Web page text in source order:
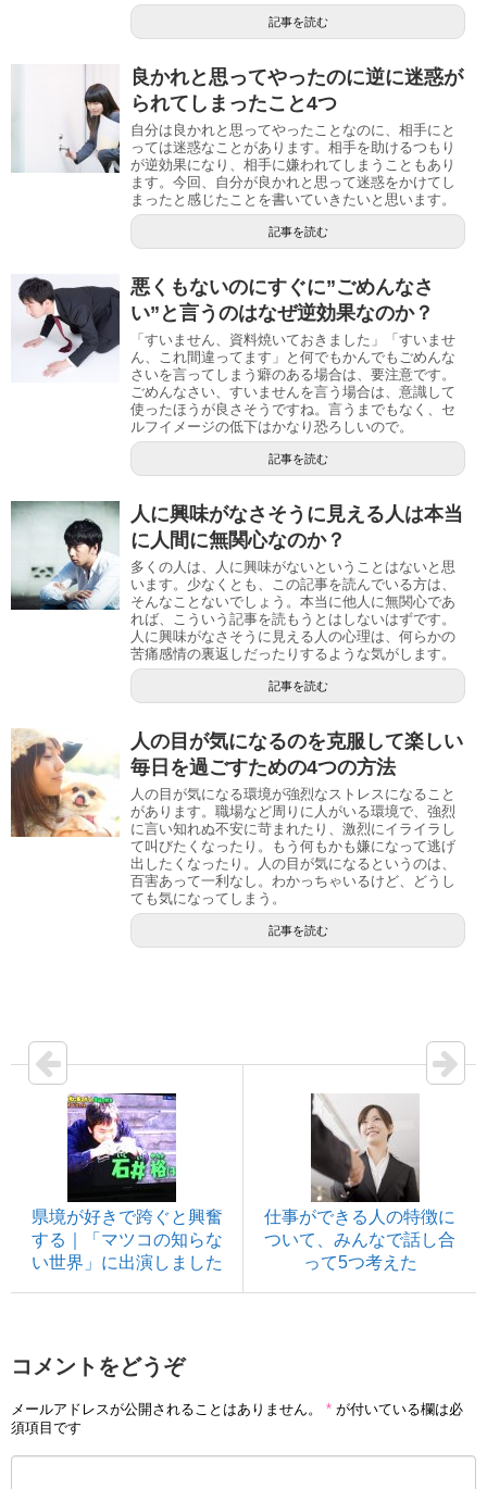
記事を読む
良かれと思ってやったのに逆に迷惑が
られてしまったこと4つ
自分は良かれと思ってやったことなのに、相手にと
っては迷惑なことがあります。相手を助けるつもり
が逆効果になり、相手に嫌われてしまうこともあり
ます。今回、自分が良かれと思って迷惑をかけてし
まったと感じたことを書いていきたいと思います。
記事を読む
悪くもないのにすぐに”ごめんなさ
い”と言うのはなぜ逆効果なのか？
「すいません、資料焼いておきました」「すいませ
ん、これ間違ってます」と何でもかんでもごめんな
さいを言ってしまう癖のある場合は、要注意です。
ごめんなさい、すいませんを言う場合は、意識して
使ったほうが良さそうですね。言うまでもなく、セ
ルフイメージの低下はかなり恐ろしいので。
記事を読む
人に興味がなさそうに見える人は本当
に人間に無関心なのか？
多くの人は、人に興味がないということはないと思
います。少なくとも、この記事を読んでいる方は、
そんなことないでしょう。本当に他人に無関心であ
れば、こういう記事を読もうとはしないはずです。
人に興味がなさそうに見える人の心理は、何らかの
苦痛感情の裏返しだったりするような気がします。
記事を読む
人の目が気になるのを克服して楽しい
毎日を過ごすための4つの方法
人の目が気になる環境が強烈なストレスになること
があります。職場など周りに人がいる環境で、強烈
に言い知れぬ不安に苛まれたり、激烈にイライラし
て叫びたくなったり 。もう何もかも嫌になって逃げ
出したくなったり 。人の目が気になるというのは、
百害あって一利なし。わかっちゃいるけど、どうし
ても気になってしまう。
記事を読む
県境が好きで跨ぐと興奮
する｜「マツコの知らな
い世界」に出演しました
仕事ができる人の特徴に
ついて、みんなで話し合
って5つ考えた
コメントをどうぞ
メールアドレスが公開されることはありません。 * が付いている欄は必
須項目です